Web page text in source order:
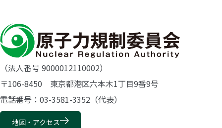
（法人番号 9000012110002）
〒106-8450 東京都港区六本木1丁目9番9号
電話番号：03-3581-3352（代表）
地図・アクセス